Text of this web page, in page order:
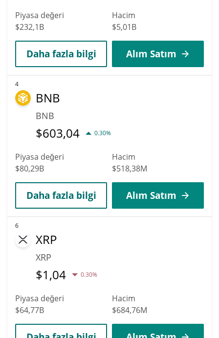
Piyasa değeri
$232,1B
Hacim
$5,01B
Daha fazla bilgi Alım Satım
4
BNB
BNB
$603,04 0.30%
Piyasa değeri
$80,29B
Hacim
$518,38M
Daha fazla bilgi Alım Satım
6
XRP
XRP
$1,04 0.30%
Piyasa değeri
$64,77B
Hacim
$684,76M